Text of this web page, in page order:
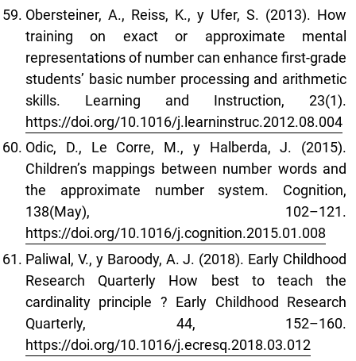
Obersteiner, A., Reiss, K., y Ufer, S. (2013). How
training on exact or approximate mental
representations of number can enhance first-grade
students’ basic number processing and arithmetic
skills. Learning and Instruction, 23(1).
https://doi.org/10.1016/j.learninstruc.2012.08.004
Odic, D., Le Corre, M., y Halberda, J. (2015).
Children’s mappings between number words and
the approximate number system. Cognition,
138(May), 102–121.
https://doi.org/10.1016/j.cognition.2015.01.008
Paliwal, V., y Baroody, A. J. (2018). Early Childhood
Research Quarterly How best to teach the
cardinality principle ? Early Childhood Research
Quarterly, 44, 152–160.
https://doi.org/10.1016/j.ecresq.2018.03.012